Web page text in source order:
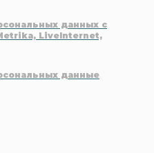
данных с
LiveInternet,
данные